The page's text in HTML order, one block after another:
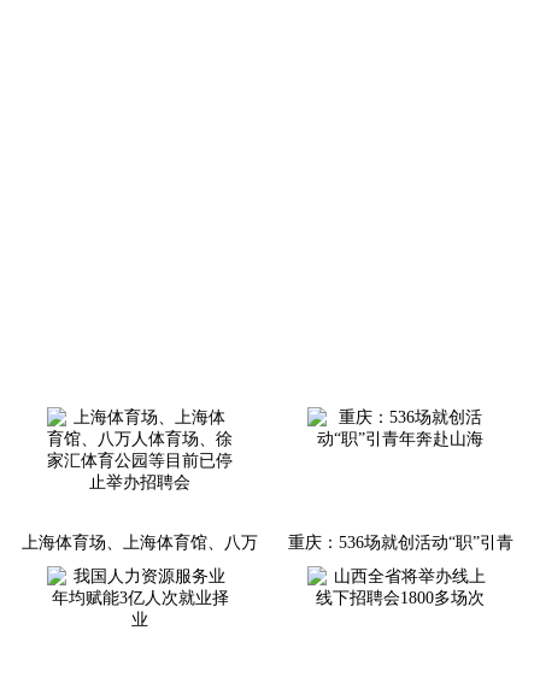
上海体育场、上海体育馆、八万
人体育场、徐家汇体育公园等目
前已停止举办招聘会
重庆：536场就创活动“职”引青
年奔赴山海